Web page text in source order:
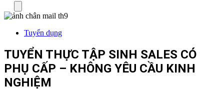
Tuyển dụng
TUYỂN THỰC TẬP SINH SALES CÓ
PHỤ CẤP – KHÔNG YÊU CẦU KINH
NGHIỆM